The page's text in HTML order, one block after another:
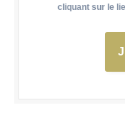
cliquant sur le